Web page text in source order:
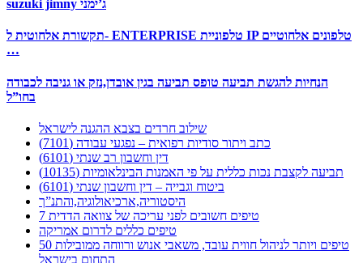
suzuki jimny ג’ימני
תקשורת אלחוטית ל- ENTERPRISE טלפוניית IP טלפונים אלחוטיים
…
הנחיות להגשת תביעה טופס תביעה בגין אובדן,נזק או גניבה לכבודה
בחו”ל
שילוב חרדים בצבא ההגנה לישראל
כתב ויתור סודיות רפואית – נפגעי עבודה (7101)
דין וחשבון רב שנתי (6101)
תביעה לקצבת נכות כללית על פי האמנות הבינלאומיות (10135)
ביטוח וגבייה – דין וחשבון שנתי (6101)
היסטוריה,ארכיאולוגיה,והתנ”ך
7 טיפים חשובים לפני עריכה של צוואה הדדית
טיפים כללים לדרום אמריקה
50 טיפים ויותר לניהול חווית עובד, משאבי אנוש ורווחה ממובילות
התחום בישראל